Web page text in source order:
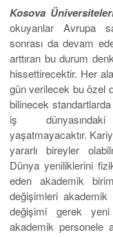
Kosova
okuyanlar Avrupa
sonrası da devam
arttıran bu durum
hissettirecektir. Her
gün verilecek bu özel
bilinecek
iş
yaşatmayacaktır.
yararlı bireyler
Dünya yeniliklerini
eden akademik
değişimleri akademik
değişimi gerek
akademik personele